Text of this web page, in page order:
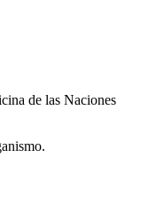
de las Naciones